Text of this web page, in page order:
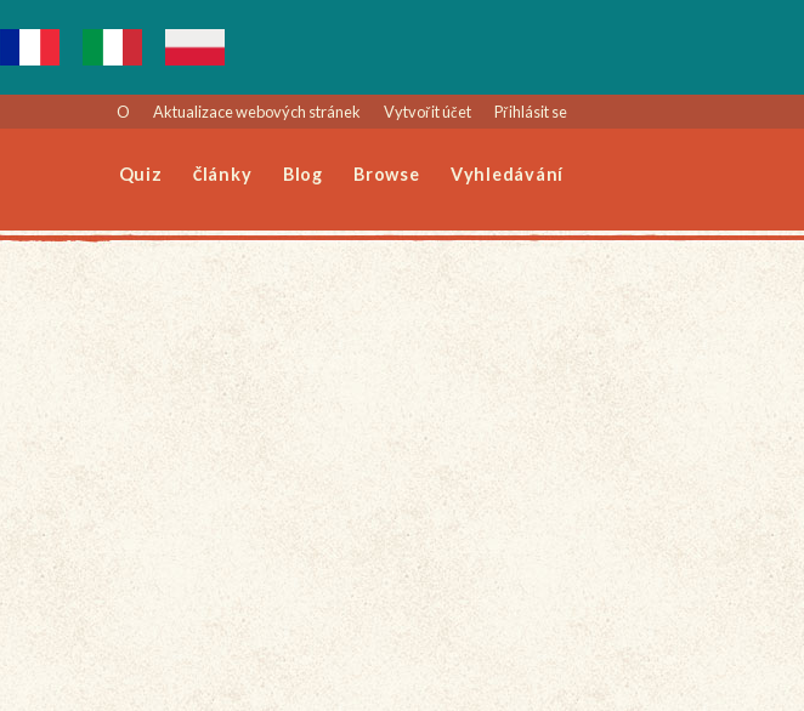
O Aktualizace webových stránek Vytvořit účet Přihlásit se
Quiz Články Blog Browse Vyhledávání